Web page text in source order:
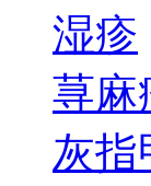
湿疹
荨麻
灰指